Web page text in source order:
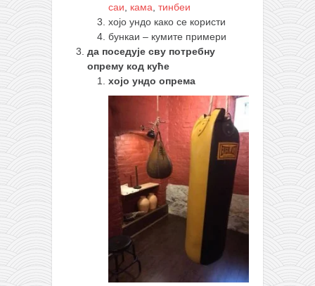
саи
кама тинбеи
хојо ундо како се користи
бункаи – кумите примери
да поседује сву потребну
опрему код куће
хојо ундо опрема